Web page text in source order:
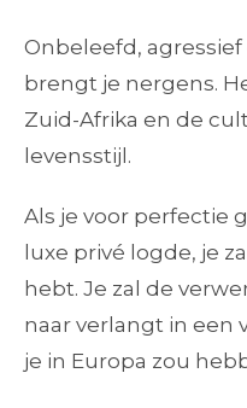
Onbeleefd,
brengt je nergens.
Zuid-Afrika en de
levensstijl.
Als je voor perfectie
luxe privé logde, je
hebt. Je zal de
naar verlangt in een
je in Europa zou